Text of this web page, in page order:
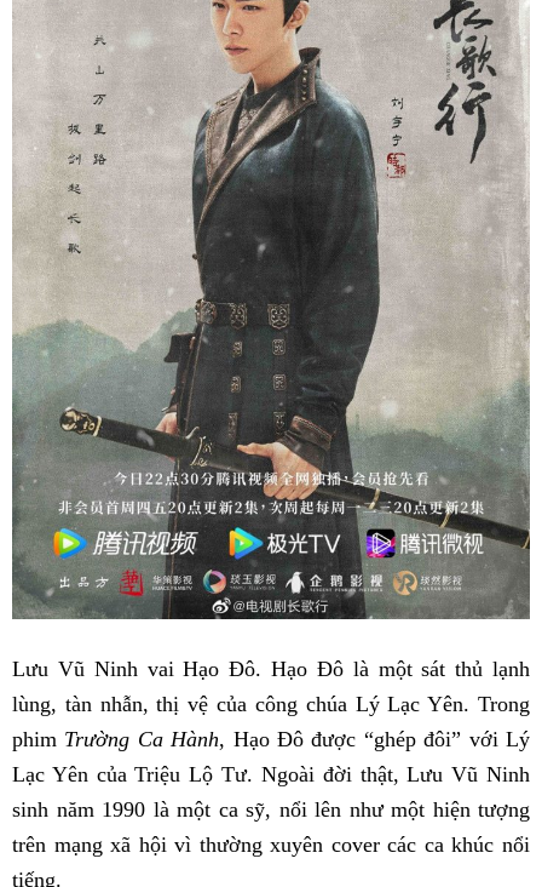
Lưu Vũ Ninh vai Hạo Đô. Hạo Đô là một sát thủ lạnh
lùng, tàn nhẫn, thị vệ của công chúa Lý Lạc Yên. Trong
phim Trường Ca Hành, Hạo Đô được “ghép đôi” với Lý
Lạc Yên của Triệu Lộ Tư. Ngoài đời thật, Lưu Vũ Ninh
sinh năm 1990 là một ca sỹ, nổi lên như một hiện tượng
trên mạng xã hội vì thường xuyên cover các ca khúc nổi
tiếng.